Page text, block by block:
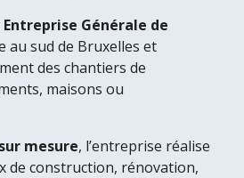
Entreprise Générale de
au sud de Bruxelles et
des chantiers de
maisons ou
sur mesure, l’entreprise réalise
de construction, rénovation,